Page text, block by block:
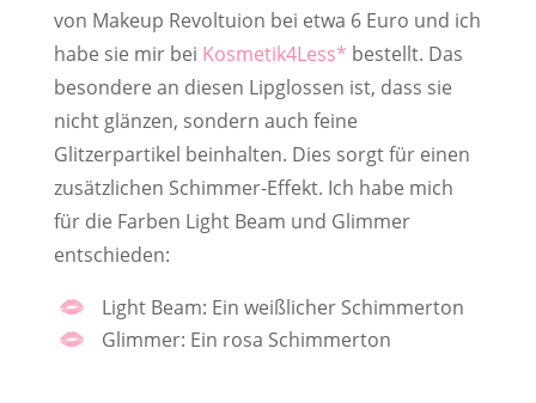
von Makeup Revoltuion bei etwa 6 Euro und ich
habe sie mir bei Kosmetik4Less
bestellt. Das
besondere an diesen Lipglossen ist, dass sie
nicht glänzen, sondern auch feine
Glitzerpartikel beinhalten. Dies sorgt für einen
zusätzlichen Schimmer-Effekt. Ich habe mich
für die Farben Light Beam und Glimmer
entschieden:
Light Beam: Ein weißlicher Schimmerton
Glimmer: Ein rosa Schimmerton